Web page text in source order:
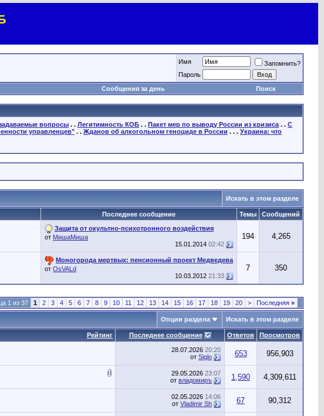
Имя
Запомнить?
Пароль
Сообщения за день Поиск
вопросы . . Легитимность КОБ . . Пакет мер по выводу России из кризиса . . С
управленцев" . . Жданов об алкогольном геноциде в России . . . Украина: что
Искать в этом разделе
Последнее сообщение Темы Сообщений
Защита от окультно-психотронного воздействия
от МишаМиша
15.01.2014 02:42
194 4,265
Моногорода мертвых: пенсионный проект Медведева
от OsVALd
10.03.2012 21:33
7 350
1 из 37 1 2 3 4 5 6 7 8 9 10 11 12 13 14 15 16 17 18 19 20 > Последняя »
Опции раздела Искать в этом разделе
Рейтинг Последнее сообщение Ответов Просмотров
28.07.2026 20:20
от Siglo 653 956,903
29.05.2026 23:07
от владомиръ 1,590 4,309,611
02.05.2026 14:06
от Vladimir Sh 67 90,312